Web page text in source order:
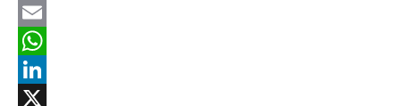
Mastodon
Email
WhatsApp
LinkedIn